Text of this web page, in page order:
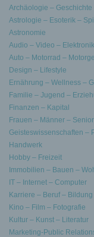
Archäologie –
Astrologie – Esoterik –
Astronomie
Audio – Video – Elektronik
Auto – Motorrad –
Design – Lifestyle
Ernährung – Wellness –
Familie – Jugend –
Finanzen – Kapital
Frauen – Männer –
Geisteswissenschaften –
Handwerk
Hobby – Freizeit
Immobilien – Bauen –
IT – Internet – Computer
Karriere – Beruf – Bildung
Kino – Film – Fotografie
Kultur – Kunst – Literatur
Marketing-Public